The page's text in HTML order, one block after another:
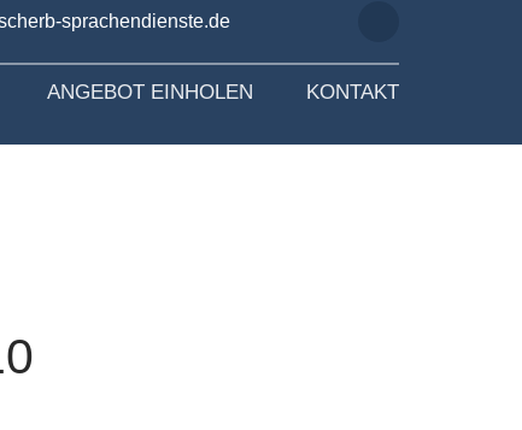
sprachendienste.de
ANGEBOT EINHOLEN KONTAKT